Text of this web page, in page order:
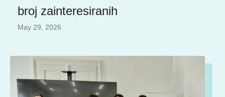
broj zainteresiranih
May 29, 2026